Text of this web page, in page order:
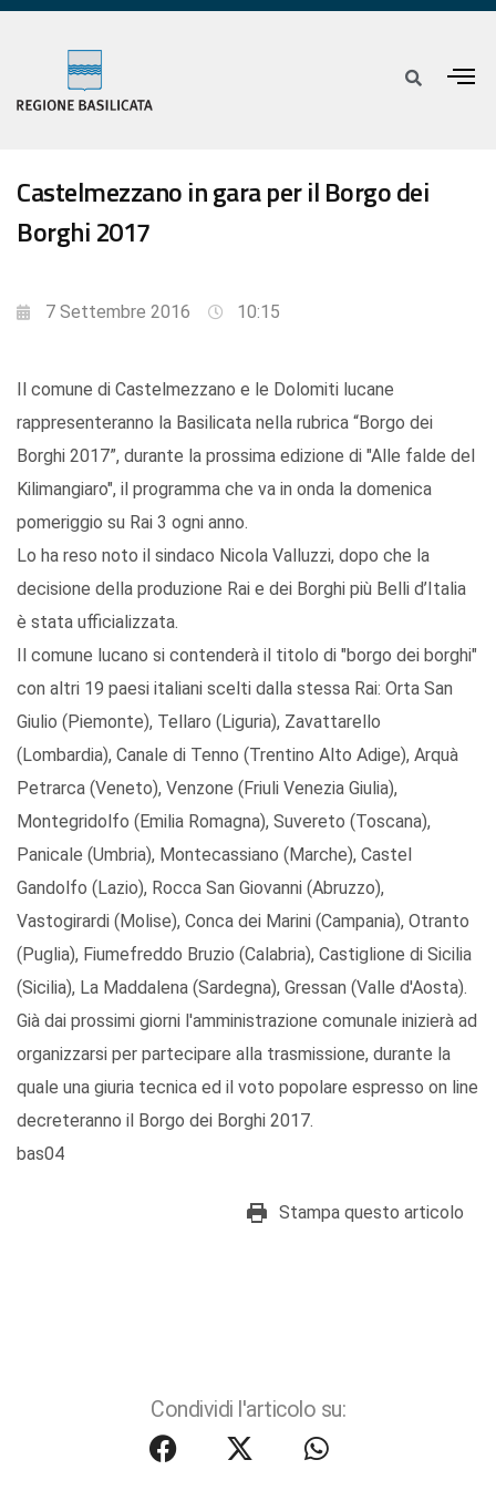
Castelmezzano in gara per il Borgo dei
Borghi 2017
7 Settembre 2016 10:15
Il comune di Castelmezzano e le Dolomiti lucane
rappresenteranno la Basilicata nella rubrica “Borgo dei
Borghi 2017”, durante la prossima edizione di "Alle falde del
Kilimangiaro", il programma che va in onda la domenica
pomeriggio su Rai 3 ogni anno.
Lo ha reso noto il sindaco Nicola Valluzzi, dopo che la
decisione della produzione Rai e dei Borghi più Belli d’Italia
è stata ufficializzata.
Il comune lucano si contenderà il titolo di "borgo dei borghi"
con altri 19 paesi italiani scelti dalla stessa Rai: Orta San
Giulio (Piemonte), Tellaro (Liguria), Zavattarello
(Lombardia), Canale di Tenno (Trentino Alto Adige), Arquà
Petrarca (Veneto), Venzone (Friuli Venezia Giulia),
Montegridolfo (Emilia Romagna), Suvereto (Toscana),
Panicale (Umbria), Montecassiano (Marche), Castel
Gandolfo (Lazio), Rocca San Giovanni (Abruzzo),
Vastogirardi (Molise), Conca dei Marini (Campania), Otranto
(Puglia), Fiumefreddo Bruzio (Calabria), Castiglione di Sicilia
(Sicilia), La Maddalena (Sardegna), Gressan (Valle d'Aosta).
Già dai prossimi giorni l'amministrazione comunale inizierà ad
organizzarsi per partecipare alla trasmissione, durante la
quale una giuria tecnica ed il voto popolare espresso on line
decreteranno il Borgo dei Borghi 2017.
bas04
Stampa questo articolo
Condividi l'articolo su: